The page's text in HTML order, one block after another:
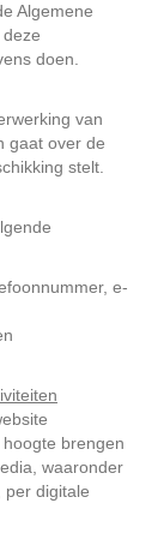
Algemene
doen.
van
gaat over de
stelt.
e-
brengen
waaronder
per digitale